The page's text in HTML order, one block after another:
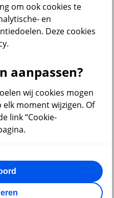
om ook cookies te
en
Deze cookies
aanpassen?
wij cookies mogen
elk moment wijzigen. Of
link “Cookie-